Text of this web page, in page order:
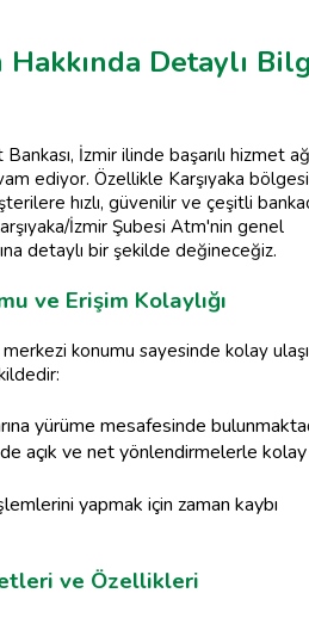
Detaylı
İzmir ilinde başarılı hizmet
ediyor. Özellikle Karşıyaka
hızlı, güvenilir ve çeşitli
İzmir Şubesi Atm'nin genel
detaylı bir şekilde değineceğiz.
ve Erişim Kolaylığı
konumu sayesinde kolay
yürüme mesafesinde
açık ve net yönlendirmelerle kolay
yapmak için zaman kaybı
ve Özellikleri